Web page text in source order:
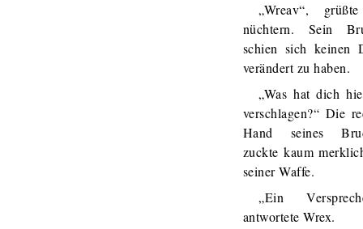
„Wreav“,
nüchtern. Sein
schien sich keinen
verändert zu haben.
„Was hat dich
verschlagen?“ Die
Hand seines
zuckte kaum
seiner Waffe.
„Ein
antwortete Wrex.